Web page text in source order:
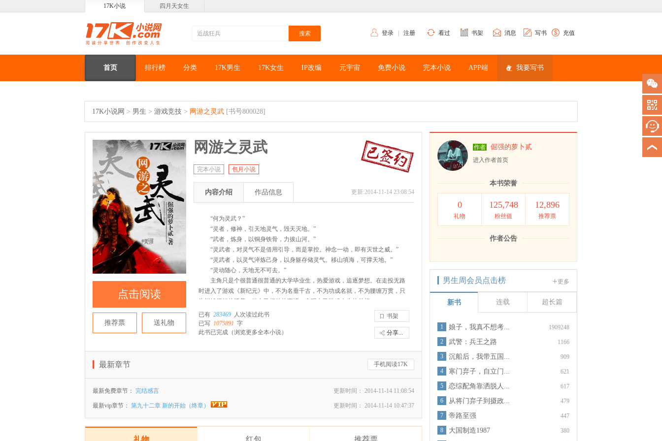
17K小说 四月天女生
登录 注册 看过 书架 消息 写书 充值
首页 排行榜 分类 17K男生 17K女生 IP改编 元宇宙 免费小说 完本小说 APP端 我要写书
17K小说网 > 男生 > 游戏竞技 > 网游之灵武 [书号800028]
点击阅读
推荐票 送礼物
网游之灵武
完本小说 包月小说
更新:2014-11-14 23:08:54
内容介绍 作品信息
“何为灵武？”
“灵者，修神，引天地灵气，毁天灭地。”
“武者，炼身，以铜身铁骨，力拔山河。”
“灵武者，对灵气不是借用引导，而是掌控。神念一动，即有灭世之威。”
“灵武者，以灵气淬炼己身，以身躯存储灵气。移山填海，可撑天地。”
“灵动随心，天地无不可去。”
主角只是个很普通很普通的大学毕业生，热爱游戏，追逐梦想。在走投无路
时进入了游戏《新纪元》中，不为名垂千古，不为功成名就，不为腰缠万贯，只
为能够很好的活着，做自己想做的事情、实现自己游戏人生的梦想。
且看他如何成为系统唯一的灵武者，如何走向属于他的人生顶点。
书架
分享...
已有 283469 人次读过此书
已写 1075891 字
此书已完成 （浏览更多全本小说）
手机阅读17K
最新章节
更新时间： 2014-11-14 11:08:54
最新免费章节： 完结感言
更新时间： 2014-11-14 10:47:37
最新vip章节： 第九十二章 新的开始（终章）
礼物 红包 推荐票
作者 倔强的萝卜贰
进入作者首页
本书荣誉
0
礼物
125,748
粉丝值
12,896
推荐票
作者公告
更多
男生周会员点击榜
新书 连载 超长篇
1909248
1 娘子，我真不想考...
1166
2 武警：兵王之路
909
3 沉船后，我带五国...
621
4 寒门弃子，自立门...
617
5 恋综配角靠洒脱人...
479
6 从将门弃子到摄政...
447
7 帝路至强
380
8 大国制造1987